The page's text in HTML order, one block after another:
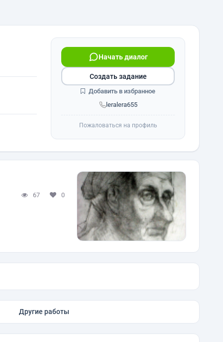
leralera655
Начать диалог
Создать задание
Добавить в избранное
Пожаловаться на профиль
67 0
Другие работы